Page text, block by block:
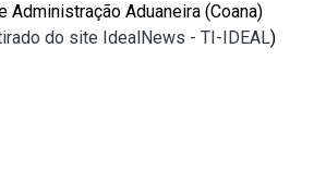
Administração Aduaneira (Coana)
do site IdealNews - TI-IDEAL)